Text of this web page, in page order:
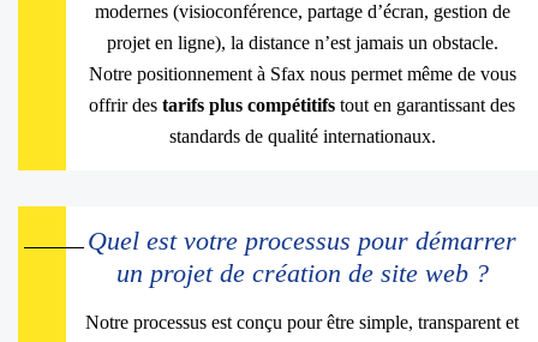
modernes (visioconférence, partage d’écran, gestion de
projet en ligne), la distance n’est jamais un obstacle.
Notre positionnement à Sfax nous permet même de vous
offrir des tarifs plus compétitifs tout en garantissant des
standards de qualité internationaux.
Quel est votre processus pour démarrer
un projet de création de site web ?
Notre processus est conçu pour être simple, transparent et